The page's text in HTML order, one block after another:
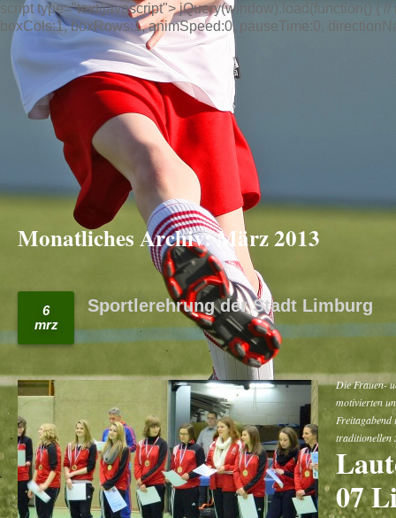
script type="text/javascript"> jQuery(window).load(function() {
boxCols:1, boxRows:1, animSpeed:0, pauseTime:0,
Monatliches Archiv:März 2013
6
mrz
Sportlerehrung der Stadt Limburg
Die Frauen-
motivierten
Freitagabend
traditionellen
07